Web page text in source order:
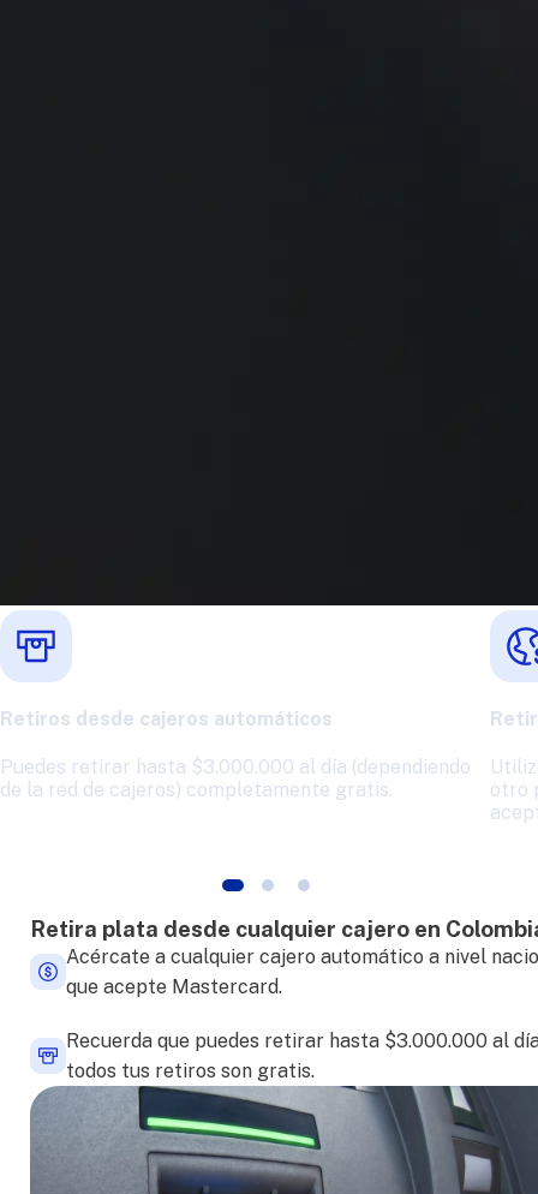
Retiros desde cajeros automáticos
Puedes retirar hasta $3.000.000 al día (dependiendo
de la red de cajeros) completamente gratis.
otro
Retira plata desde cualquier cajero en
Acércate a cualquier cajero automático a nivel
que acepte Mastercard.
Recuerda que puedes retirar hasta $3.000.000 al
todos tus retiros son gratis.